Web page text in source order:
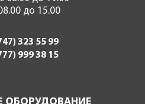
до 15.00
323 55 99
999 38 15